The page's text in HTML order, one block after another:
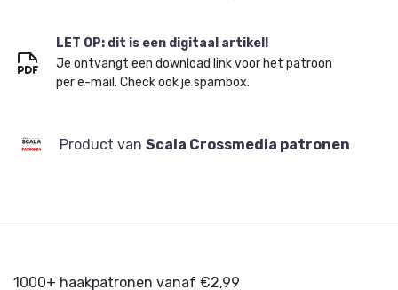
LET OP: dit is een digitaal artikel!
Je ontvangt een download link voor het patroon
per e-mail. Check ook je spambox.
Product van Scala Crossmedia patronen
1000+ haakpatronen vanaf €2,99